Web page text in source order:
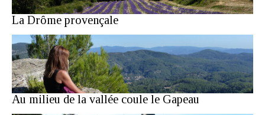
La Drôme provençale
Au milieu de la vallée coule le Gapeau